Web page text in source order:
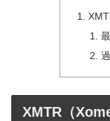
XMTR（